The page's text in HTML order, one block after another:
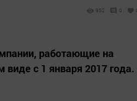
952 0
работающие на
с 1 января 2017 года.